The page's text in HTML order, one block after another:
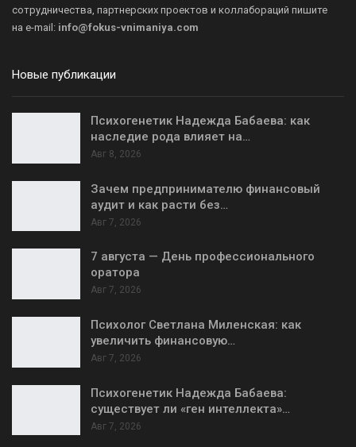
сотрудничества, партнерских проектов и коллабораций пишите
на e-mail: info@fokus-vnimaniya.com
Новые публикации
Психогенетик Надежда Бабаева: как
наследие рода влияет на…
Авг 8, 2026
Зачем предпринимателю финансовый
аудит и как расти без…
Авг 7, 2026
7 августа — День профессионального
оратора
Авг 7, 2026
Психолог Светлана Миленская: как
увеличить финансовую…
Авг 7, 2026
Психогенетик Надежда Бабаева:
существует ли «ген интеллекта»…
Авг 7, 2026